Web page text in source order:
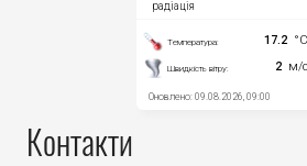
Контакти